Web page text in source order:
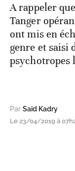
A rappeler
Tanger
ont mis en
genre et saisi
psychotropes
Par Said Kadry
Le 23/04/2019 à